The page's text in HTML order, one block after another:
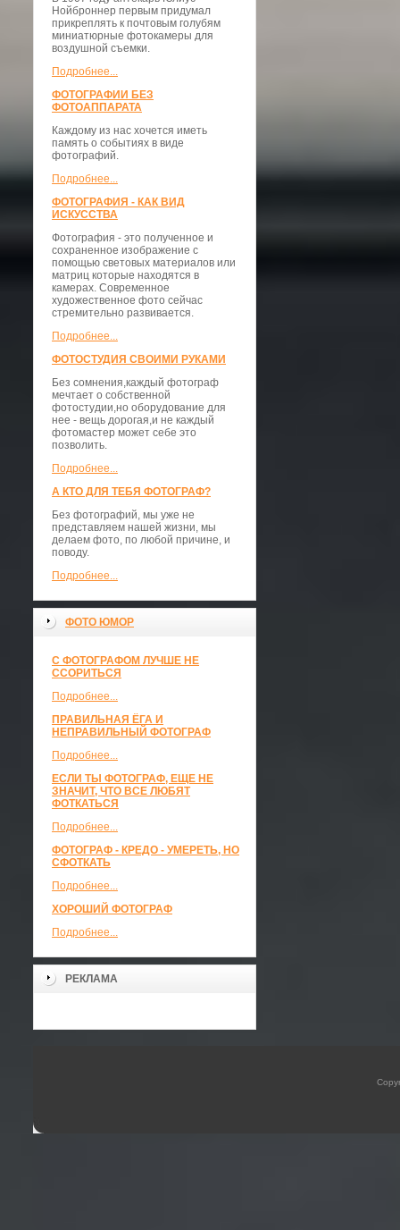
Нойброннер первым придумал
прикреплять к почтовым голубям
миниатюрные фотокамеры для
воздушной съемки.
Подробнее...
ФОТОГРАФИИ БЕЗ
ФОТОАППАРАТА
Каждому из нас хочется иметь
память о событиях в виде
фотографий.
Подробнее...
ФОТОГРАФИЯ - КАК ВИД
ИСКУССТВА
Фотография - это полученное и
сохраненное изображение с
помощью световых материалов или
матриц которые находятся в
камерах. Современное
художественное фото сейчас
стремительно развивается.
Подробнее...
ФОТОСТУДИЯ СВОИМИ РУКАМИ
Без сомнения,каждый фотограф
мечтает о собственной
фотостудии,но оборудование для
нее - вещь дорогая,и не каждый
фотомастер может себе это
позволить.
Подробнее...
А КТО ДЛЯ ТЕБЯ ФОТОГРАФ?
Без фотографий, мы уже не
представляем нашей жизни, мы
делаем фото, по любой причине, и
поводу.
Подробнее...
ФОТО ЮМОР
С ФОТОГРАФОМ ЛУЧШЕ НЕ
ССОРИТЬСЯ
Подробнее...
ПРАВИЛЬНАЯ ЁГА И
НЕПРАВИЛЬНЫЙ ФОТОГРАФ
Подробнее...
ЕСЛИ ТЫ ФОТОГРАФ, ЕЩЕ НЕ
ЗНАЧИТ, ЧТО ВСЕ ЛЮБЯТ
ФОТКАТЬСЯ
Подробнее...
ФОТОГРАФ - КРЕДО - УМЕРЕТЬ, НО
СФОТКАТЬ
Подробнее...
ХОРОШИЙ ФОТОГРАФ
Подробнее...
РЕКЛАМА